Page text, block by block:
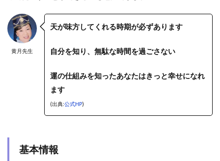
黄月先生
天が味方してくれる時期が必ずあります
自分を知り、無駄な時間を過ごさない
運の仕組みを知ったあなたはきっと幸せになれ
ます
(出典:公式HP)
基本情報